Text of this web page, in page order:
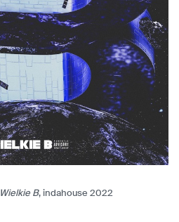
Wielkie B, indahouse 2022